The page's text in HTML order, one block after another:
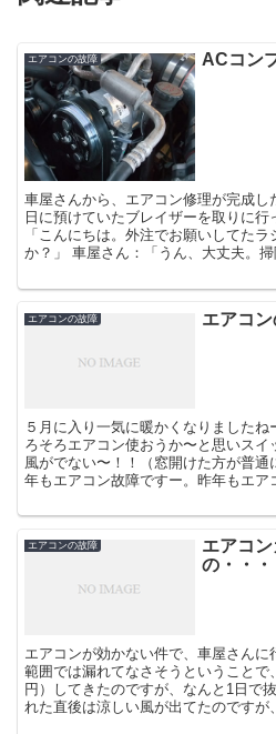
エアコンの故障 ACコン
車屋さんから、エアコン修理が完成
日に預けていたブレイザーを取りに行
「こんにちは。外注でお願いしてた
か？」 車屋さん：「うん、大丈夫。
エアコンの故障 エアコ
５月に入り一気に暖かくなりました
ろそろエアコン使おうか〜と思いス
風がでない〜！！（窓開けた方が普
年もエアコン故障ですー。昨年もエア
エアコンの故障
エアコ
の・・・
エアコンが効かない件で、車屋さん
範囲では漏れてなさそうということ
円）してきたのですが、なんと1日で
れた直後は涼しい風が出てたのですが